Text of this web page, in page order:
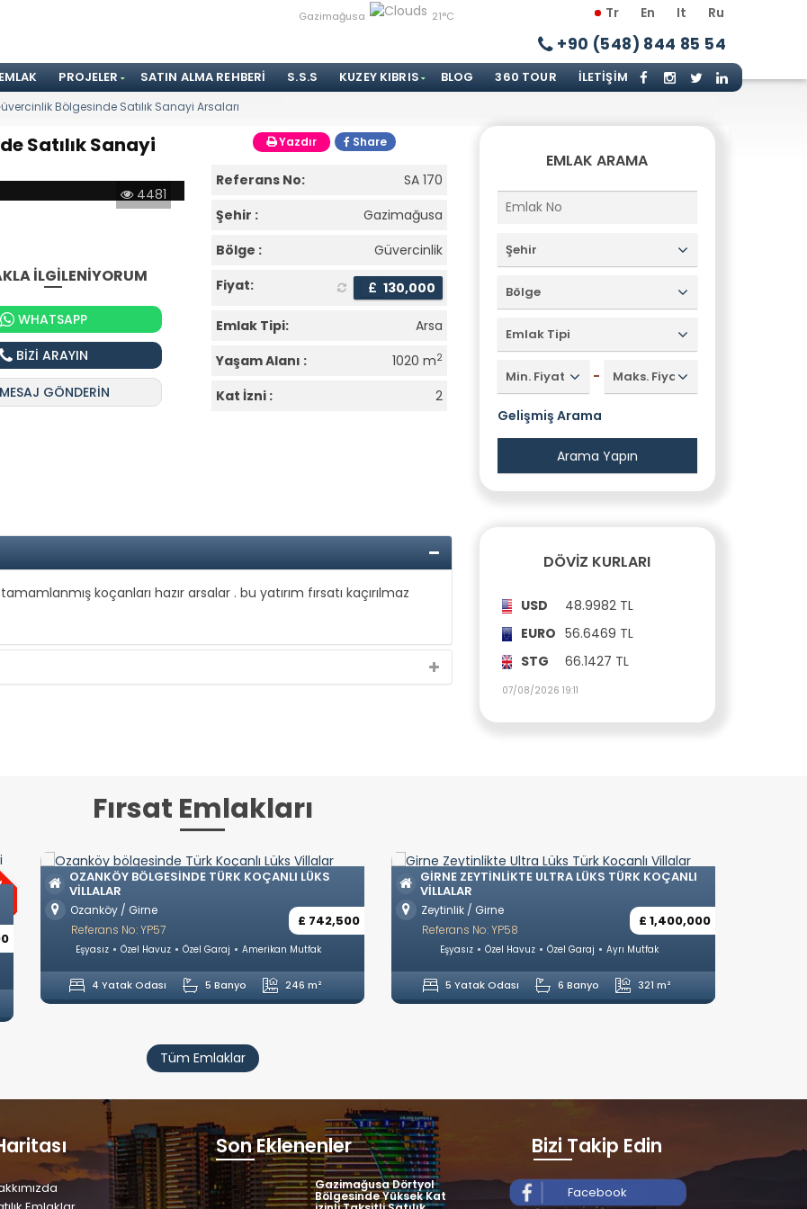
Tr En It Ru
Gazimağusa 21°C
+90 (548) 844 85 54
PROJELER SATIN ALMA REHBERI S.S.S KUZEY KIBRIS BLOG 360 TOUR İLETIŞIM
Bölgesinde Satılık Sanayi Arsaları
Yazdır Share
Satılık Sanayi
4481
İLGİLENİYORUM
WHATSAPP
BİZİ ARAYIN
GÖNDERİN
Referans No:
SA 170
Şehir :
Gazimağusa
Bölge :
Güvercinlik
Fiyat:
£ 130,000
Emlak Tipi:
Arsa
Yaşam Alanı :
1020 m2
Kat İzni : 2
koçanları hazır arsalar . bu yatırım fırsatı kaçırılmaz
EMLAK ARAMA
Şehir
Bölge
Emlak Tipi
Min. Fiyat - Maks. Fiyat
Gelişmiş Arama
DÖVIZ KURLARI
USD
48.9982 TL
EURO 56.6469 TL
STG
66.1427 TL
07/08/2026 19:11
Fırsat Emlakları
OZANKÖY BÖLGESINDE TÜRK KOÇANLI LÜKS
VILLALAR
Ozanköy / Girne
£ 742,500
Referans No: YP57
Eşyasız Özel Havuz Özel Garaj Amerikan Mutfak
4 Yatak Odası 5 Banyo 246 m²
GIRNE ZEYTINLIKTE ULTRA LÜKS TÜRK KOÇANLI
VILLALAR
Zeytinlik / Girne
£ 1,400,000
Referans No: YP58
Eşyasız Özel Havuz Özel Garaj Ayrı Mutfak
5 Yatak Odası 6 Banyo 321 m²
Tüm Emlaklar
Son Eklenenler
Gazimağusa Dörtyol
Bölgesinde Yüksek Kat
Bizi Takip Edin
Facebook